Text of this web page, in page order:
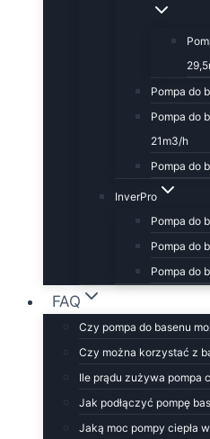
Pompa do
Pompa do
21m3/h
Pompa do
InverPro
Pompa do
Pompa do
Pompa do
FAQ
Czy pompa do basenu
Czy można korzystać z
Ile prądu zużywa pompa
Jak podłączyć pompę
Jaką moc pompy ciepła